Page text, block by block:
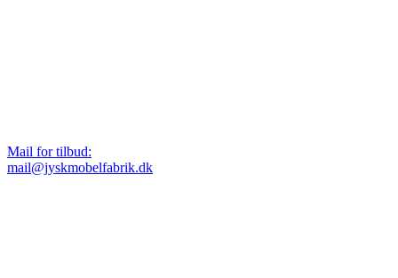
Mail for tilbud:
mail@jyskmobelfabrik.dk